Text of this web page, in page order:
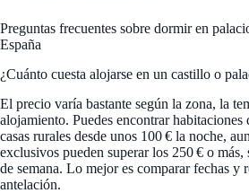
Preguntas frecuentes sobre dormir en
España
¿Cuánto cuesta alojarse en un castillo o
El precio varía bastante según la zona, la
alojamiento. Puedes encontrar habitaciones
casas rurales desde unos 100 € la noche,
exclusivos pueden superar los 250 € o más,
de semana. Lo mejor es comparar fechas y
antelación.